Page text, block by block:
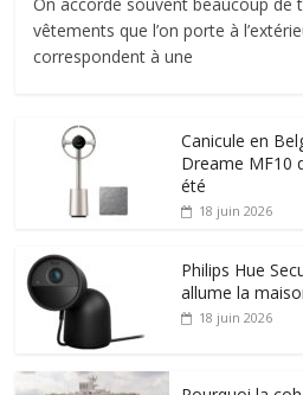
vêtements que l’on porte à
correspondent à une
Canicule en
Dreame MF10
été
18 juin 2026
Philips Hue
allume la
18 juin 2026